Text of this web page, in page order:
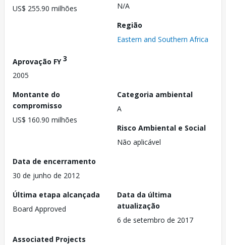
US$ 255.90 milhões
N/A
Região
Eastern and Southern Africa
Aprovação FY3
2005
Montante do
compromisso
US$ 160.90 milhões
Categoria ambiental
A
Risco Ambiental e Social
Não aplicável
Data de encerramento
30 de junho de 2012
Última etapa alcançada
Board Approved
Data da última
atualização
6 de setembro de 2017
Associated Projects